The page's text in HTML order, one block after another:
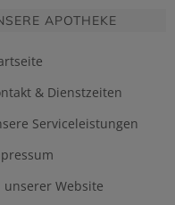
APOTHEKE
& Dienstzeiten
Serviceleistungen
unserer Website